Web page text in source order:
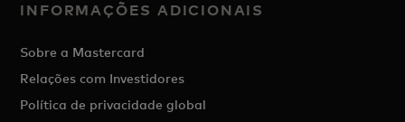
INFORMAÇÕES ADICIONAIS
Sobre a Mastercard
Relações com Investidores
Política de privacidade global